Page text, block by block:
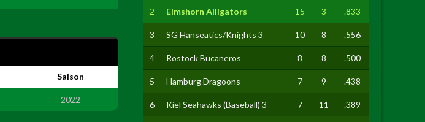
Saison
2022
2 Elmshorn Alligators 15 3 .833
3 SG Hanseatics/Knights 3 10 8 .556
4 Rostock Bucaneros 8 8 .500
5 Hamburg Dragoons 7 9 .438
6 Kiel Seahawks (Baseball) 3 7 11 .389